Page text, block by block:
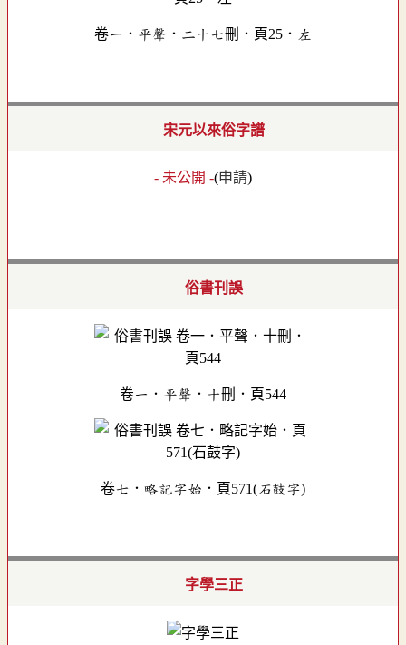
卷一．平聲．二十七刪．頁25．左
宋元以來俗字譜
- 未公開 -(申請)
俗書刊誤
卷一．平聲．十刪．頁544
卷七．略記字始．頁571(石鼓字)
字學三正